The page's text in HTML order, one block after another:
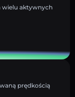
wielu aktywnych
prędkością